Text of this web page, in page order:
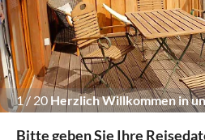
1/ 20 Herzlich Willkommen in
Bitte geben Sie Ihre